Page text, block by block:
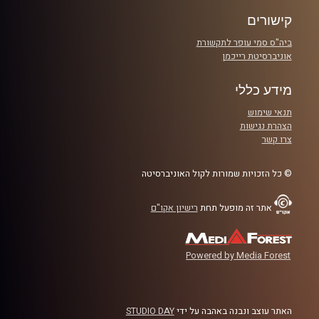
קישורים
ביה"ס סמי עופר לתקשורת
אוניברסיטת רייכמן
מידע כללי
תנאי שימוש
הצהרת נגישות
צרו קשר
© כל הזכויות שמורות לקול האוניברסיטה
אתר זה מופעל תחת רישיון אקו"ם
Powered by Media Forest
האתר עוצב ונבנה באהבה על ידיSTUDIO DAY